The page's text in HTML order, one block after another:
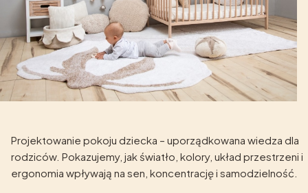
Projektowanie pokoju dziecka – uporządkowana wiedza dla
rodziców. Pokazujemy, jak światło, kolory, układ przestrzeni i
ergonomia wpływają na sen, koncentrację i samodzielność.